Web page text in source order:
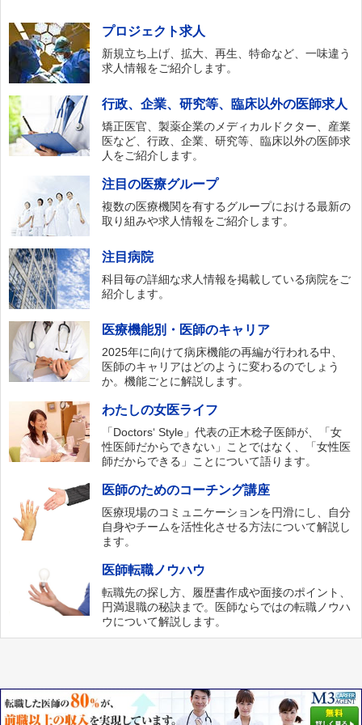
プロジェクト求人
新規立ち上げ、拡大、再生、特命など、一味違う
求人情報をご紹介します。
行政、企業、研究等、臨床以外の医師求人
矯正医官、製薬企業のメディカルドクター、産業
医など、行政、企業、研究等、臨床以外の医師求
人をご紹介します。
注目の医療グループ
複数の医療機関を有するグループにおける最新の
取り組みや求人情報をご紹介します。
注目病院
科目毎の詳細な求人情報を掲載している病院をご
紹介します。
医療機能別・医師のキャリア
2025年に向けて病床機能の再編が行われる中、
医師のキャリアはどのように変わるのでしょう
か。機能ごとに解説します。
わたしの女医ライフ
「Doctors‘ Style」代表の正木稔子医師が、「女
性医師だからできない」ことではなく、「女性医
師だからできる」ことについて語ります。
医師のためのコーチング講座
医療現場のコミュニケーションを円滑にし、自分
自身やチームを活性化させる方法について解説し
ます。
医師転職ノウハウ
転職先の探し方、履歴書作成や面接のポイント、
円満退職の秘訣まで。医師ならではの転職ノウハ
ウについて解説します。